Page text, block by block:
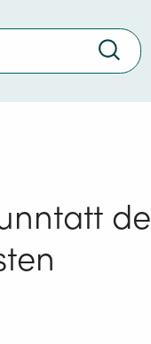
Trykk
søke
de